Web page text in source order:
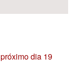
dia 19